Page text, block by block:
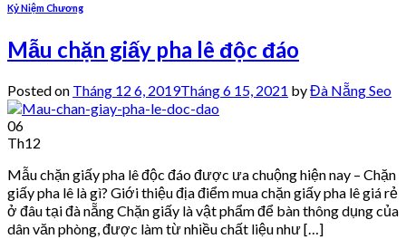
Kỷ Niệm Chương
Mẫu chặn giấy pha lê độc đáo
Posted on Tháng 12 6, 2019Tháng 6 15, 2021 byĐà Nẵng Seo
06
Th12
Mẫu chặn giấy pha lê độc đáo được ưa chuộng hiện nay – Chặn
giấy pha lê là gì? Giới thiệu địa điểm mua chặn giấy pha lê giá rẻ
ở đâu tại đà nẵng Chặn giấy là vật phẩm để bàn thông dụng của
dân văn phòng, được làm từ nhiều chất liệu như […]